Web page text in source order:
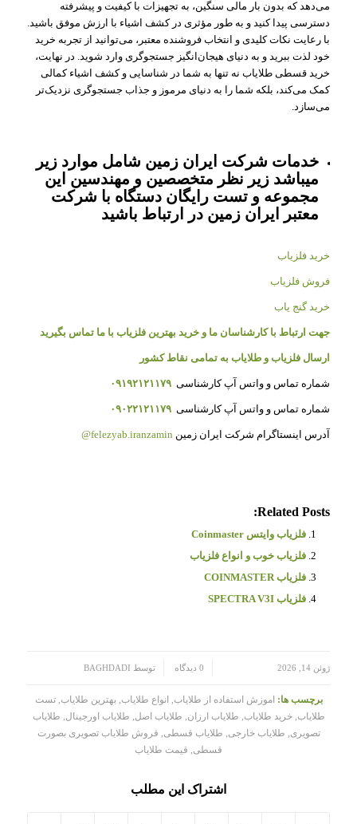
می‌دهد که بدون بار مالی سنگین، به تجهیزات با کیفیت و پیشرفته
دسترسی پیدا کنید و به طور مؤثری در کشف اشیاء با ارزش موفق باشید.
با رعایت نکات کلیدی و انتخاب فروشنده معتبر، می‌توانید از تجربه خرید
خود لذت ببرید و به دنیای هیجان‌انگیز جستجوگری وارد شوید. در نهایت،
خرید قسطی طلایاب نه تنها به شما در شناسایی و کشف اشیاء کمالی
کمک می‌کند، بلکه شما را به دنیای مرموز و جذاب جستجوگری نزدیک‌تر
می‌سازد.
خدمات شرکت ایران زمین شامل موارد زیر
میباشد زیر نظر متخصصین و مهندسین این
مجموعه و تست رایگان دستگاه با شرکت
معتبر ایران زمین در ارتباط باشید
خرید فلزیاب
فروش فلزیاب
خرید گنج یاب
جهت ارتباط با کارشناسان ما و خرید بهترین فلزیاب با ما تماس بگیرید
ارسال فلزیاب و طلایاب به تمامی نقاط کشور
شماره تماس و واتس آپ کارشناسی ۰۹۱۹۲۱۲۱۱۷۹
شماره تماس و واتس آپ کارشناسی ۰۹۰۲۲۱۲۱۱۷۹
آدرس اینستاگرام شرکت ایران زمین felezyab.iranzamin@
Related Posts:
فلزیاب وایتس Coinmaster
فلزیاب خوب و انواع فلزیاب
فلزیاب COINMASTER
فلزیاب SPECTRA V3I
ژوئن 14, 2026 0 دیدگاه توسط BAGHDADI
برچسب ها: اموزش استفاده از طلایاب, انواع طلایاب,بهترین طلایاب,تست
طلایاب,خرید طلایاب, طلایاب ارزان, طلایاب اصل, طلایاب اورجینال, طلایاب
تصویری, طلایاب خارجی, طلایاب قسطی, فروش طلایاب تصویری بصورت
قسطی, قیمت طلایاب
اشتراک این مطلب